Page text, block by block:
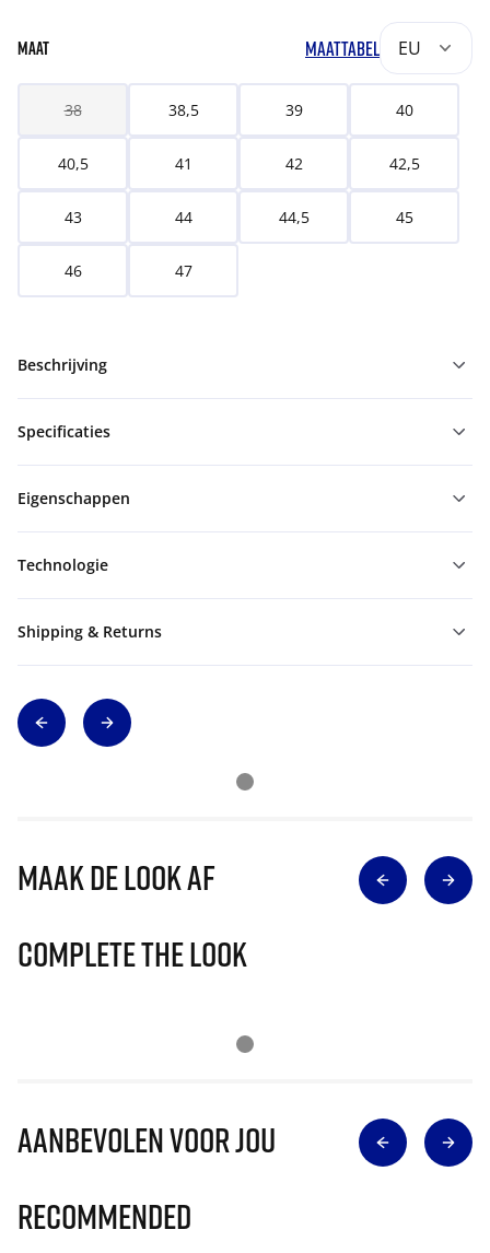
MAAT MAATTABEL EU
38 38,5 39 40
40,5 41 42 42,5
43 44 44,5 45
46 47
Beschrijving
Specificaties
Eigenschappen
Technologie
Shipping & Returns
Maak de look af
Complete The Look
Aanbevolen voor jou
Recommended